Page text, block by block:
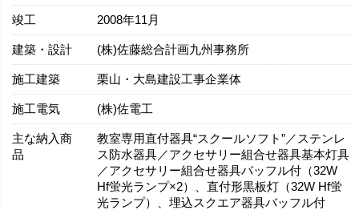
竣工 2008年11月
建築・設計 (株)佐藤総合計画九州事務所
施工建築 栗山・大島建設工事企業体
施工電気 (株)佐電工
主な納入商
品
教室専用直付器具“スクールソフト”／ステンレ
ス防水器具／アクセサリー組合せ器具基本灯具
／アクセサリー組合せ器具バッフル付（32W
Hf蛍光ランプ×2）、直付形黒板灯（32W Hf蛍
光ランプ）、埋込スクエア器具バッフル付